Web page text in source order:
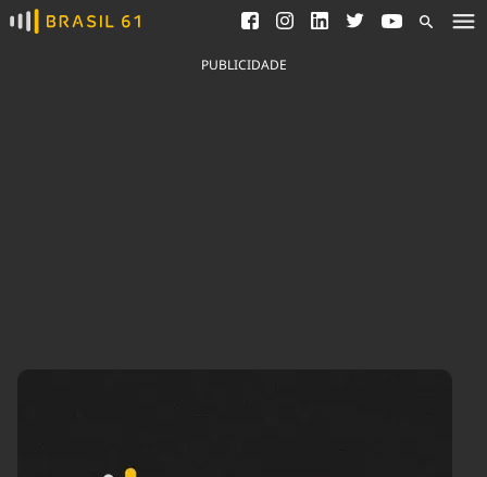
Ver todas as notícias
Saneamento
Indicadores
PUBLICIDADE